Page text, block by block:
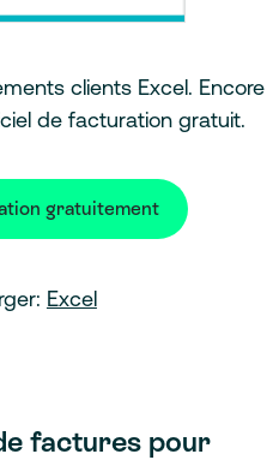
clients Excel. Encore
de facturation gratuit.
gratuitement
Excel
factures pour